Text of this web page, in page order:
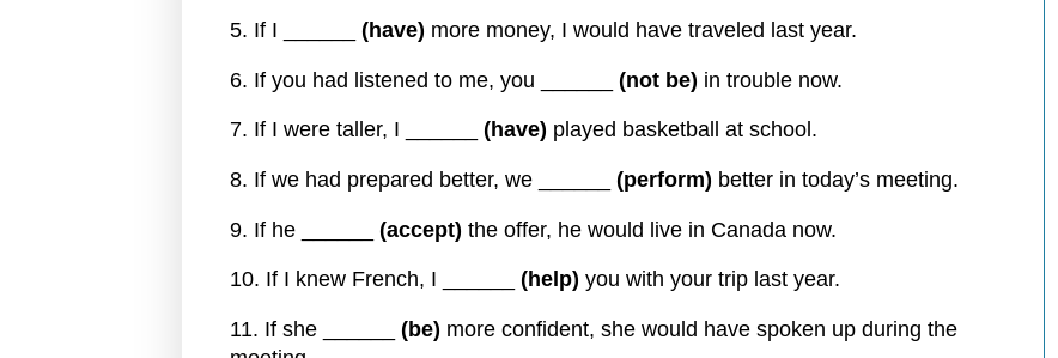
5. If I ______ (have) more money, I would have traveled last year.
6. If you had listened to me, you ______ (not be) in trouble now.
7. If I were taller, I ______ (have) played basketball at school.
8. If we had prepared better, we ______ (perform) better in today’s meeting.
9. If he ______ (accept) the offer, he would live in Canada now.
10. If I knew French, I ______ (help) you with your trip last year.
11. If she ______ (be) more confident, she would have spoken up during the